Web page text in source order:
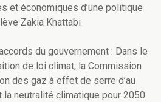
et économiques d’une politique
Zakia Khattabi
du gouvernement : Dans le
de loi climat, la Commission
des gaz à effet de serre d’au
neutralité climatique pour 2050.